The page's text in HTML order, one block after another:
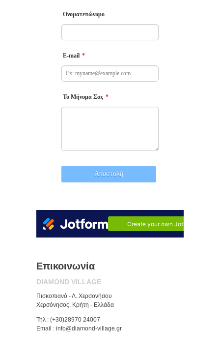
Επικοινωνία
DIAMOND VILLAGE
Πισκοπιανό - Λ. Χερσονήσου
Χερσόνησος, Κρήτη - Ελλάδα
Τηλ : (+30)28970 24007
Email : info@diamond-village.gr